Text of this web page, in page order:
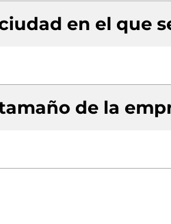
en el que
de la